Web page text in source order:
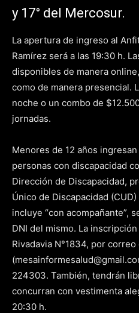
y 17° del Mercosur.
La apertura de ingreso al
Ramírez será a las 19:30 h.
disponibles de manera
como de manera presencial.
noche o un combo de
jornadas.
Menores de 12 años
personas con discapacidad
Dirección de Discapacidad,
Único de Discapacidad
incluye “con acompañante”,
DNI del mismo. La
Rivadavia N°1834, por
224303. También, tendrán
concurran con vestimenta
20:30 h.